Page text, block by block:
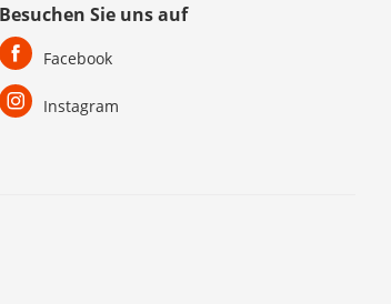
Besuchen Sie uns auf
Facebook
Instagram